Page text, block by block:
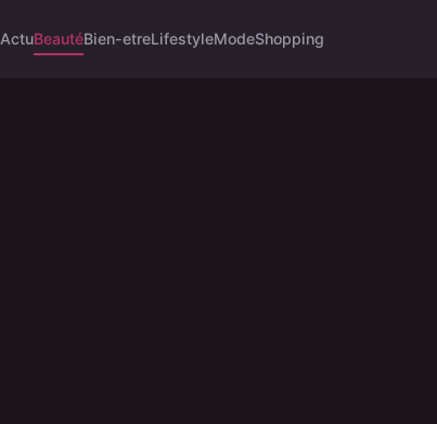
ActuBeautéBien-etreLifestyleModeShopping